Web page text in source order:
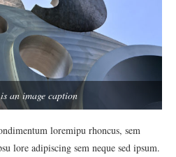
an image caption
loremipu rhoncus, sem
lore adipiscing sem neque sed ipsum.